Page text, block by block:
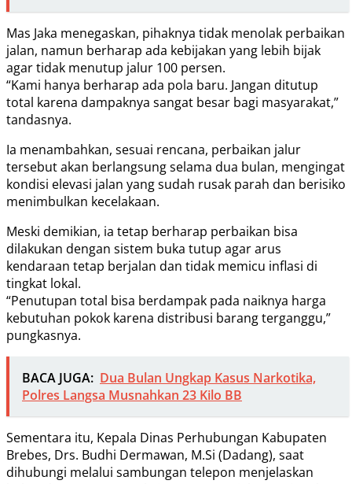
Mas Jaka menegaskan, pihaknya tidak menolak perbaikan
jalan, namun berharap ada kebijakan yang lebih bijak
agar tidak menutup jalur 100 persen.
“Kami hanya berharap ada pola baru. Jangan ditutup
total karena dampaknya sangat besar bagi masyarakat,”
tandasnya.
Ia menambahkan, sesuai rencana, perbaikan jalur
tersebut akan berlangsung selama dua bulan, mengingat
kondisi elevasi jalan yang sudah rusak parah dan berisiko
menimbulkan kecelakaan.
Meski demikian, ia tetap berharap perbaikan bisa
dilakukan dengan sistem buka tutup agar arus
kendaraan tetap berjalan dan tidak memicu inflasi di
tingkat lokal.
“Penutupan total bisa berdampak pada naiknya harga
kebutuhan pokok karena distribusi barang terganggu,”
pungkasnya.
BACA JUGA: Dua Bulan Ungkap Kasus Narkotika,
Polres Langsa Musnahkan 23 Kilo BB
Sementara itu, Kepala Dinas Perhubungan Kabupaten
Brebes, Drs. Budhi Dermawan, M.Si (Dadang), saat
dihubungi melalui sambungan telepon menjelaskan